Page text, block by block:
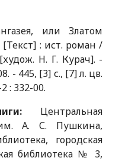
или Златом
: ист. роман /
Н. Г. Курач]. -
- 445, [3] с., [7] л. цв.
: 332-00.
Центральная
им. А. С. Пушкина,
городская
библиотека № 3,